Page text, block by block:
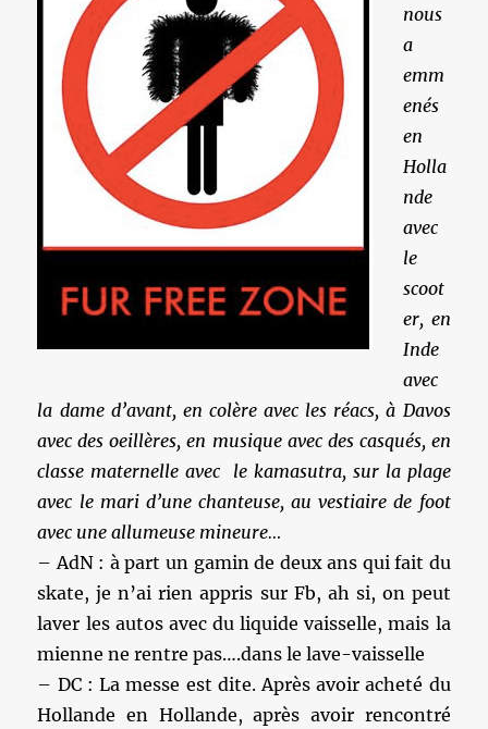
nous
a
emm
enés
en
Holla
nde
avec
le
scoot
er, en
Inde
avec
la dame d’avant, en colère avec les réacs, à Davos
avec des oeillères, en musique avec des casqués, en
classe maternelle avec le kamasutra, sur la plage
avec le mari d’une chanteuse, au vestiaire de foot
avec une allumeuse mineure…
– AdN : à part un gamin de deux ans qui fait du
skate, je n’ai rien appris sur Fb, ah si, on peut
laver les autos avec du liquide vaisselle, mais la
mienne ne rentre pas….dans le lave-vaisselle
– DC : La messe est dite. Après avoir acheté du
Hollande en Hollande, après avoir rencontré